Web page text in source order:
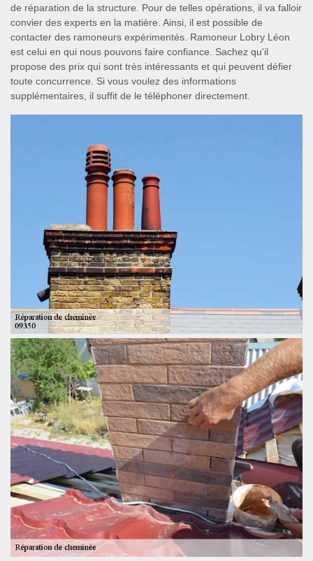
de réparation de la structure. Pour de telles opérations, il va falloir
convier des experts en la matière. Ainsi, il est possible de
contacter des ramoneurs expérimentés. Ramoneur Lobry Léon
est celui en qui nous pouvons faire confiance. Sachez qu'il
propose des prix qui sont très intéressants et qui peuvent défier
toute concurrence. Si vous voulez des informations
supplémentaires, il suffit de le téléphoner directement.